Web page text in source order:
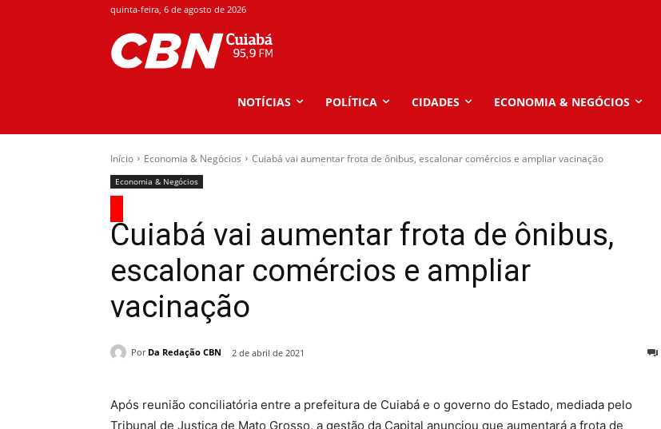
quinta-feira, 6 de agosto de 2026
NOTÍCIAS POLÍTICA CIDADES ECONOMIA & NEGÓCIOS
Início Economia & Negócios Cuiabá vai aumentar frota de ônibus, escalonar comércios e ampliar vacinação
Economia & Negócios
Cuiabá vai aumentar frota de ônibus,
escalonar comércios e ampliar
vacinação
Por Da Redação CBN 2 de abril de 2021
Após reunião conciliatória entre a prefeitura de Cuiabá e o governo do Estado, mediada pelo
Tribunal de Justiça de Mato Grosso, a gestão da Capital anunciou que aumentará a frota de